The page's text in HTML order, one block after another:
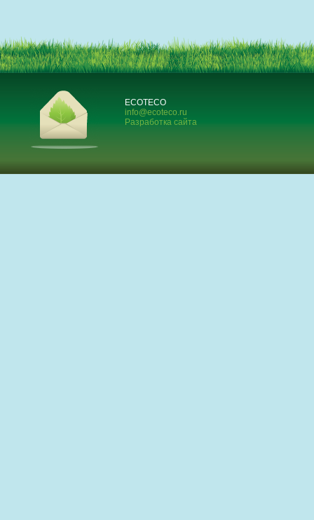
ECOTECO
info@ecoteco.ru
Разработка сайта